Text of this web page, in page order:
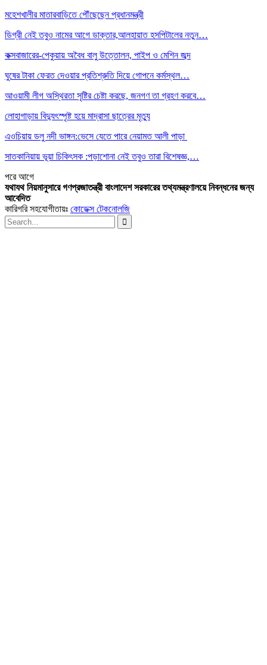
মহেশখালীর মাতারবাড়িতে পৌঁছেছেন প্রধানমন্ত্রী
ডিগ্রী নেই তবুও নামের আগে ডাক্তার,আলহায়াত হসপিটালের নতুন…
কক্সবাজারের-পেকুয়ায় অবৈধ বালু উত্তোলন, পাইপ ও মেশিন জব্দ
ঘুষের টাকা ফেরত দেওয়ার প্রতিশ্রুতি দিয়ে গোপনে কর্মস্থল…
আওয়ামী লীগ অস্থিরতা সৃষ্টির চেষ্টা করছে, জনগণ তা গ্রহণ করবে…
লোহাগাড়ায় বিদ্যুৎস্পৃষ্ট হয়ে মাদ্রাসা ছাত্রের মৃত্যু
এওচিয়ায় ডলু নদী ভাঙ্গন:ভেসে যেতে পারে নেয়ামত আলী পাড়া
সাতকানিয়ায় ভূয়া চিকিৎসক :পড়াশোনা নেই তবুও তারা বিশেষজ্ঞ,…
পরেআগে
যথাযথ নিয়মানুসারে গণপ্রজাতন্ত্রী বাংলাদেশ সরকারের তথ্যমন্ত্রণালয়ে নিবন্ধনের জন্য
আবেদিত
কারিগরি সহযোগীতায়ঃ কোডেক্স টেকনোলজি